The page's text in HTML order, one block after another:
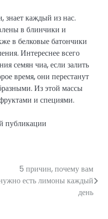
знает каждый из нас.
в блинчики и
в белковые батончики
Интереснее всего
семян чиа, если залить
время, они перестанут
Из этой массы
и специями.
публикации
5 причин, почему вам
есть лимоны каждый
день